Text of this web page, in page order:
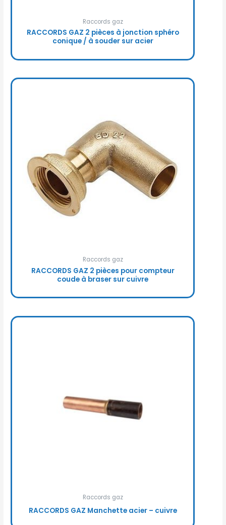
Raccords gaz
RACCORDS GAZ 2 pièces à jonction sphéro
conique / à souder sur acier
Raccords gaz
RACCORDS GAZ 2 pièces pour compteur
coude à braser sur cuivre
Raccords gaz
RACCORDS GAZ Manchette acier – cuivre